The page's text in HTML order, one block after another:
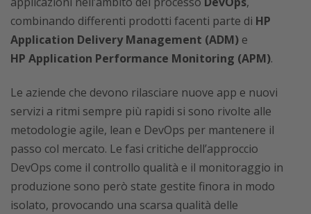
combinando differenti prodotti facenti parte di HP
Application Delivery Management (ADM) e
HP Application Performance Monitoring (APM).
Le aziende che devono rilasciare nuove app e nuovi
servizi a ritmi sempre più rapidi si sono rivolte alle
metodologie agile, lean e DevOps per mantenere il
passo col mercato. Le fasi critiche dell’approccio
DevOps come il controllo qualità e il monitoraggio in
produzione sono però state gestite finora in modo
isolato, provocando una scarsa qualità delle